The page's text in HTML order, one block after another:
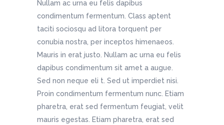
Nullam ac urna eu felis dapibus
condimentum fermentum. Class aptent
taciti sociosqu ad litora torquent per
conubia nostra, per inceptos himenaeos.
Mauris in erat justo. Nullam ac urna eu felis
dapibus condimentum sit amet a augue.
Sed non neque eli t. Sed ut imperdiet nisi.
Proin condimentum fermentum nunc. Etiam
pharetra, erat sed fermentum feugiat, velit
mauris egestas. Etiam pharetra, erat sed